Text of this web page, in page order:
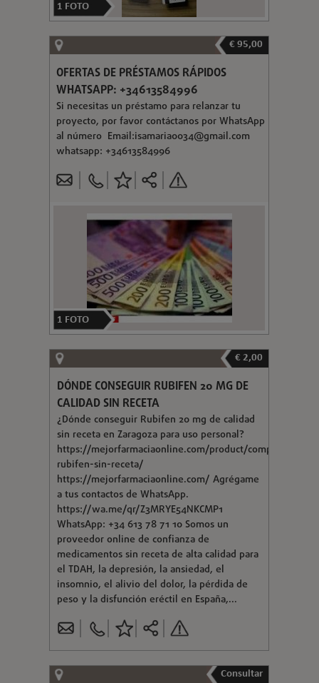
1 FOTO
€ 95,00
OFERTAS DE PRÉSTAMOS RÁPIDOS
WHATSAPP: +34613584996
Si necesitas un préstamo para relanzar tu
proyecto, por favor contáctanos por WhatsApp
al número Email:isamaria0034@gmail.com
whatsapp: +34613584996
1 FOTO
€ 2,00
DÓNDE CONSEGUIR RUBIFEN 20 MG DE
CALIDAD SIN RECETA
¿Dónde conseguir Rubifen 20 mg de calidad
sin receta en Zaragoza para uso personal?
https://mejorfarmaciaonline.com/product/comprar-
rubifen-sin-receta/
https://mejorfarmaciaonline.com/ Agrégame
a tus contactos de WhatsApp.
https://wa.me/qr/Z3MRYE54NKCMP1
WhatsApp: +34 613 78 71 10 Somos un
proveedor online de confianza de
medicamentos sin receta de alta calidad para
el TDAH, la depresión, la ansiedad, el
insomnio, el alivio del dolor, la pérdida de
peso y la disfunción eréctil en España,...
Consultar